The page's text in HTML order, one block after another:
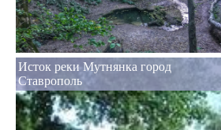
Исток реки Мутнянка город
Ставрополь